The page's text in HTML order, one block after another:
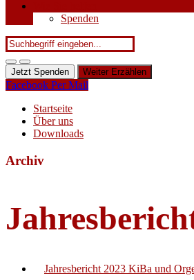
Spenden
Jetzt Spenden Weiter Erzählen
Facebook Per Mail
Startseite
Über uns
Downloads
Archiv
Jahresbericht 2023 KiBa und